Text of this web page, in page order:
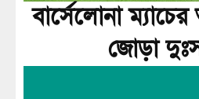
বার্সেলোনা
জোড়া